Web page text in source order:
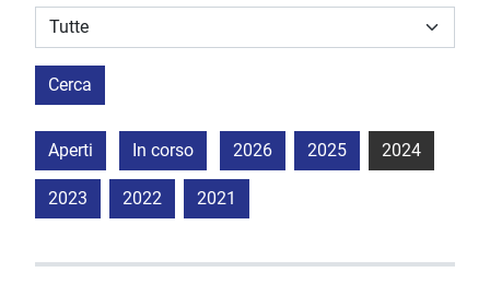
Struttura stipulante
Cerca
Aperti In corso 2026 2025 2024
2023 2022 2021